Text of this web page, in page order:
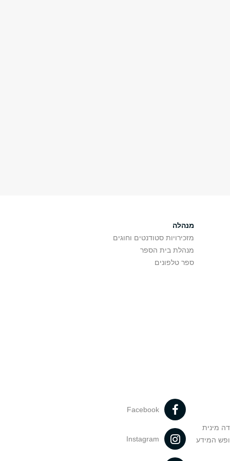
מנהלה
מזכירויות סטודנטים וחוגים
מנהלת בית הספר
ספר טלפונים
מינית
המידע
Facebook
Instagram